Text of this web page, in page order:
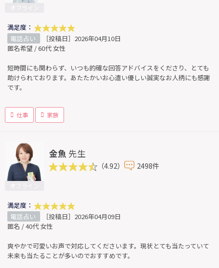
満足度：
電話占い
［投稿日］2026年04月10日
匿名希望 / 60代 女性
短時間にも関わらず、いつも的確な回答アドバイスをくださり、とても
助けられております。あたたかいお心遣い優しい誠実なお人柄にも感謝
です。
仕事 家族
金魚 先生
（4.92） 2498件
満足度：
電話占い
［投稿日］2026年04月09日
匿名 / 40代 女性
爽やかで可愛いお声で対応してくださいます。現状とても当たっていて
未来も当たることが多いのでおすすめです。